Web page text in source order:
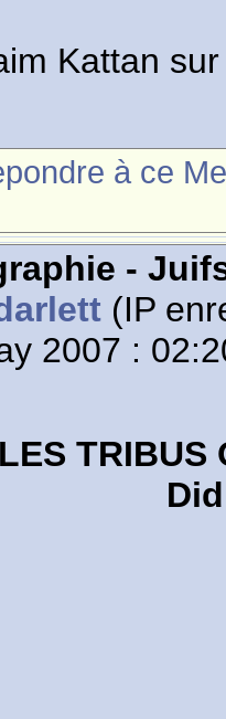
Kattan
à ce
-
(IP
2007 :
LES TRIBUS